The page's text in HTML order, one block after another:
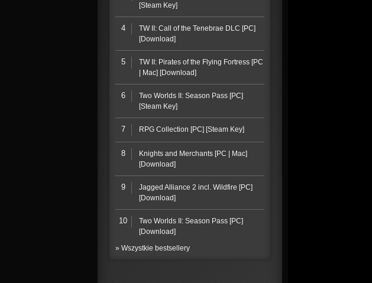
[Steam Key]
4
TW II: Call of the Tenebrae DLC [PC]
[Download]
5
TW II: Pirates of the Flying Fortress [PC
| Mac] [Download]
6
Two Worlds II: Season Pass [PC]
[Steam Key]
7 RPG Collection [PC] [Steam Key]
8
Knights and Merchants [PC | Mac]
[Download]
9
Jagged Alliance 2 incl. Wildfire [PC]
[Download]
10
Two Worlds II: Season Pass [PC]
[Download]
» Wszystkie bestsellery